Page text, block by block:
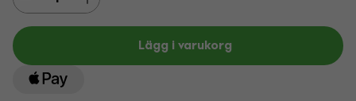
Lägg i varukorg